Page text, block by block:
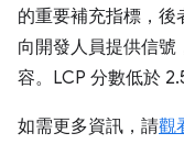
的重要補充指標，後
向開發人員提供信號
容。LCP 分數低於
如需更多資訊，請觀